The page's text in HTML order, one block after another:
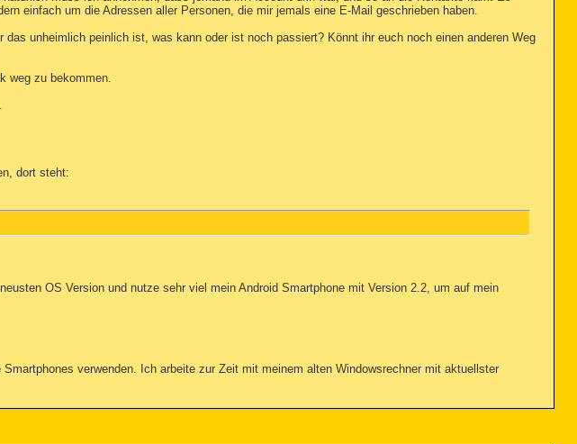
einfach um die Adressen aller Personen, die mir jemals eine E-Mail geschrieben haben.
unheimlich peinlich ist, was kann oder ist noch passiert? Könnt ihr euch noch einen anderen Weg
weg zu bekommen.
dort steht:
OS Version und nutze sehr viel mein Android Smartphone mit Version 2.2, um auf mein
verwenden. Ich arbeite zur Zeit mit meinem alten Windowsrechner mit aktuellster